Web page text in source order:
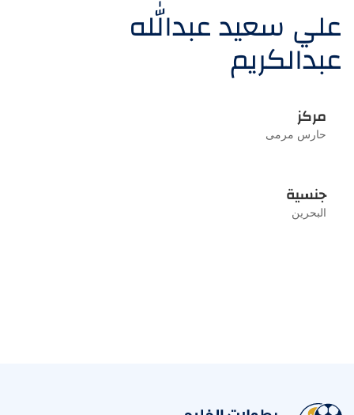
علي سعيد عبدالله
عبدالكريم
مركز
حارس مرمى
جنسية
البحرين